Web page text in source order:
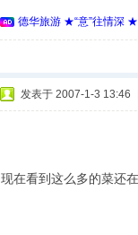
德华旅游 ★“意”往情深
发表于 2007-1-3 13:46
现在看到这么多的菜还